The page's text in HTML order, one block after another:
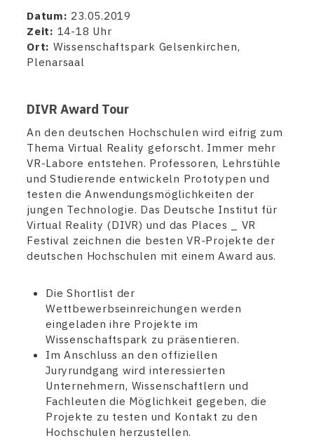
Datum: 23.05.2019
Zeit: 14-18 Uhr
Ort: Wissenschaftspark Gelsenkirchen,
Plenarsaal
DIVR Award Tour
An den deutschen Hochschulen wird eifrig zum
Thema Virtual Reality geforscht. Immer mehr
VR-Labore entstehen. Professoren, Lehrstühle
und Studierende entwickeln Prototypen und
testen die Anwendungsmöglichkeiten der
jungen Technologie. Das Deutsche Institut für
Virtual Reality (DIVR) und das Places _ VR
Festival zeichnen die besten VR-Projekte der
deutschen Hochschulen mit einem Award aus.
Die Shortlist der
Wettbewerbseinreichungen werden
eingeladen ihre Projekte im
Wissenschaftspark zu präsentieren.
Im Anschluss an den offiziellen
Juryrundgang wird interessierten
Unternehmern, Wissenschaftlern und
Fachleuten die Möglichkeit gegeben, die
Projekte zu testen und Kontakt zu den
Hochschulen herzustellen.